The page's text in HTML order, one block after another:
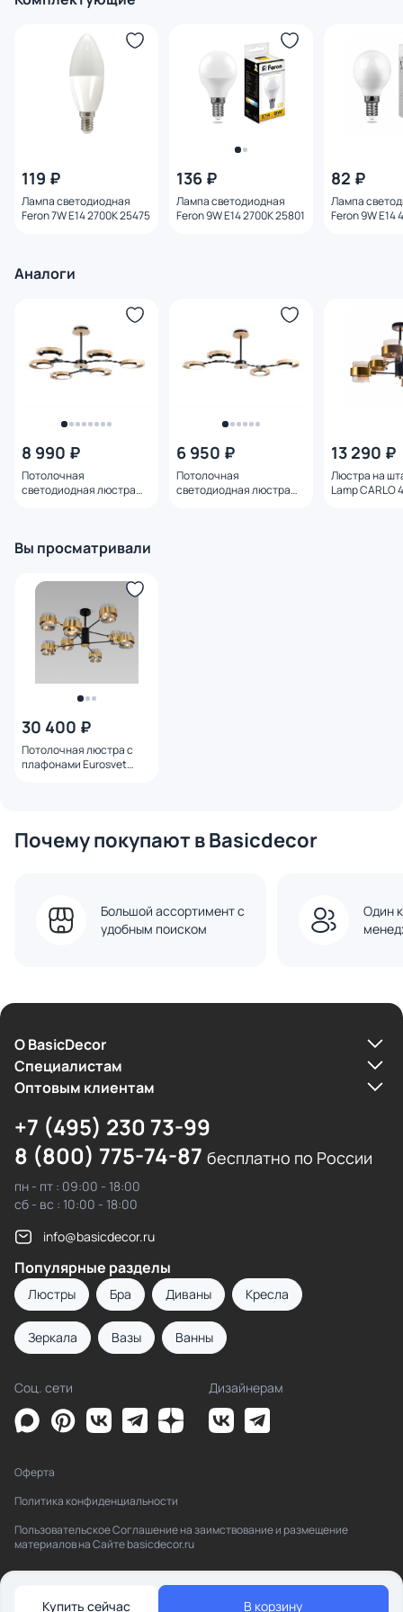
119 ₽
Лампа светодиодная
Feron 7W E14 2700K 25475
136 ₽
Лампа светодиодная
Feron 9W E14 2700K 25801
82 ₽
Лампа
Feron 9W E14
Аналоги
8 990 ₽
Потолочная
светодиодная люстра
6 950 ₽
Потолочная
светодиодная люстра
13 290 ₽
Люстра на
Lamp CARLO
Вы просматривали
30 400 ₽
Потолочная люстра с
плафонами Eurosvet
Почему покупают в Basicdecor
Большой ассортимент с
удобным поиском
Один
Купить сейчас В корзину
О BasicDecor
Cпециалистам
Оптовым клиентам
+7 (495) 230 73-99
8 (800) 775-74-87 бесплатно по России
пн - пт : 09:00 - 18:00
сб - вс : 10:00 - 18:00
info@basicdecor.ru
Популярные разделы
Люстры Бра Диваны Кресла
Зеркала Вазы Ванны
Соц. сети Дизайнерам
Оферта
Политика конфиденциальности
Пользовательское Соглашение на заимствование и размещение
материалов на Сайте basicdecor.ru